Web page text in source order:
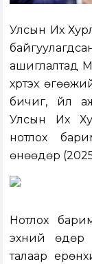
Улсын Их
ашиглалтад
хүртэх
бичиг, үйл
Улсын Их
нотлох
өнөөдөр
Нотлох
эхний өдөр
талаар